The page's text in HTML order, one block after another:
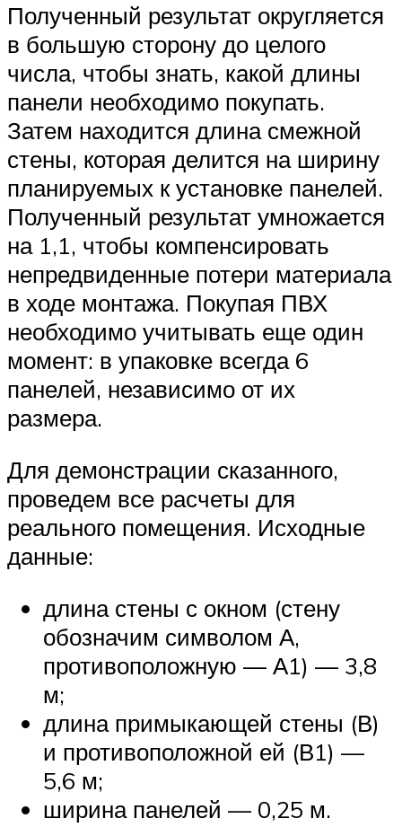
Полученный результат округляется
в большую сторону до целого
числа, чтобы знать, какой длины
панели необходимо покупать.
Затем находится длина смежной
стены, которая делится на ширину
планируемых к установке панелей.
Полученный результат умножается
на 1,1, чтобы компенсировать
непредвиденные потери материала
в ходе монтажа. Покупая ПВХ
необходимо учитывать еще один
момент: в упаковке всегда 6
панелей, независимо от их
размера.
Для демонстрации сказанного,
проведем все расчеты для
реального помещения. Исходные
данные:
длина стены с окном (стену
обозначим символом А,
противоположную — А1) — 3,8
м;
длина примыкающей стены (В)
и противоположной ей (В1) —
5,6 м;
ширина панелей — 0,25 м.